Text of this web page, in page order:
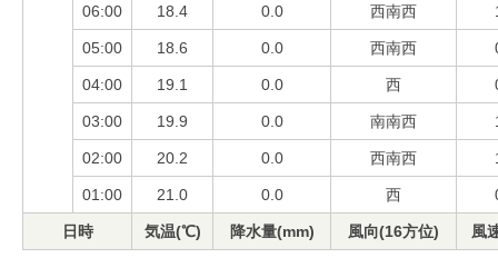
06:00 18.4 0.0 西南西
05:00 18.6 0.0 西南西
04:00 19.1 0.0 西
03:00 19.9 0.0 南南西
02:00 20.2 0.0 西南西
01:00 21.0 0.0 西
日時 気温(℃) 降水量(mm) 風向(16方位) 風